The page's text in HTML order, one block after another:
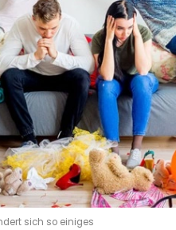
sich so einiges